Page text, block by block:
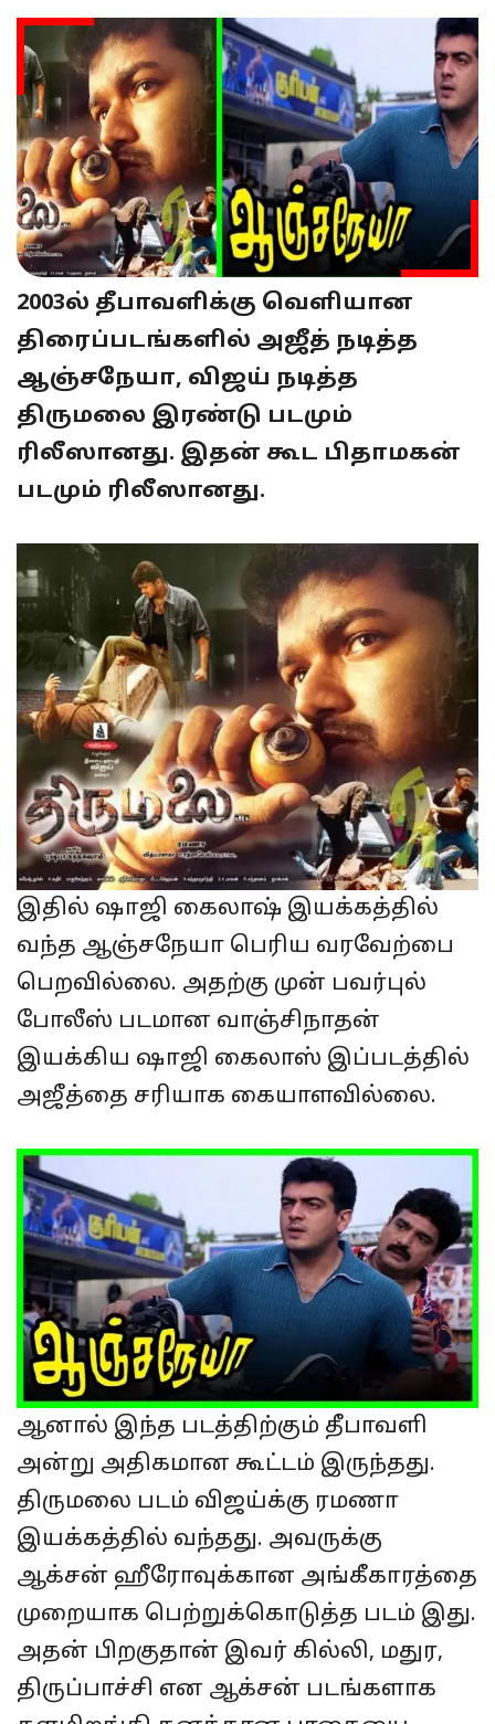
2003ல் தீபாவளிக்கு வெளியான
திரைப்படங்களில் அஜீத் நடித்த
ஆஞ்சநேயா, விஜய் நடித்த
திருமலை இரண்டு படமும்
ரிலீஸானது. இதன் கூட பிதாமகன்
படமும் ரிலீஸானது.
இதில் ஷாஜி கைலாஷ் இயக்கத்தில்
வந்த ஆஞ்சநேயா பெரிய வரவேற்பை
பெறவில்லை. அதற்கு முன் பவர்புல்
போலீஸ் படமான வாஞ்சிநாதன்
இயக்கிய ஷாஜி கைலாஸ் இப்படத்தில்
அஜீத்தை சரியாக கையாளவில்லை.
ஆனால் இந்த படத்திற்கும் தீபாவளி
அன்று அதிகமான கூட்டம் இருந்தது.
திருமலை படம் விஜய்க்கு ரமணா
இயக்கத்தில் வந்தது. அவருக்கு
ஆக்சன் ஹீரோவுக்கான அங்கீகாரத்தை
முறையாக பெற்றுக்கொடுத்த படம் இது.
அதன் பிறகுதான் இவர் கில்லி, மதுர,
திருப்பாச்சி என ஆக்சன் படங்களாக